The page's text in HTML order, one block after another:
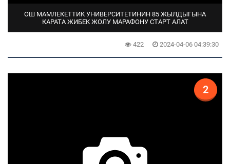
ОШ МАМЛЕКЕТТИК УНИВЕРСИТЕТИНИН 85 ЖЫЛДЫГЫНА
КАРАТА ЖИБЕК ЖОЛУ МАРАФОНУ СТАРТ АЛАТ
422 2024-04-06 04:39:30
2